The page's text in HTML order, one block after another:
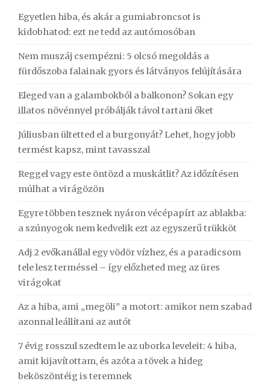
Egyetlen hiba, és akár a gumiabroncsot is
kidobhatod: ezt ne tedd az autómosóban
Nem muszáj csempézni: 5 olcsó megoldás a
fürdőszoba falainak gyors és látványos felújítására
Eleged van a galambokból a balkonon? Sokan egy
illatos növénnyel próbálják távol tartani őket
Júliusban ültetted el a burgonyát? Lehet, hogy jobb
termést kapsz, mint tavasszal
Reggel vagy este öntözd a muskátlit? Az időzítésen
múlhat a virágözön
Egyre többen tesznek nyáron vécépapírt az ablakba:
a szúnyogok nem kedvelik ezt az egyszerű trükköt
Adj 2 evőkanállal egy vödör vízhez, és a paradicsom
tele lesz terméssel – így előzheted meg az üres
virágokat
Az a hiba, ami „megöli” a motort: amikor nem szabad
azonnal leállítani az autót
7 évig rosszul szedtem le az uborka leveleit: 4 hiba,
amit kijavítottam, és azóta a tövek a hideg
beköszöntéig is teremnek